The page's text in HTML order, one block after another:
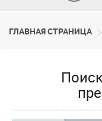
ГЛАВНАЯ СТРАНИЦА